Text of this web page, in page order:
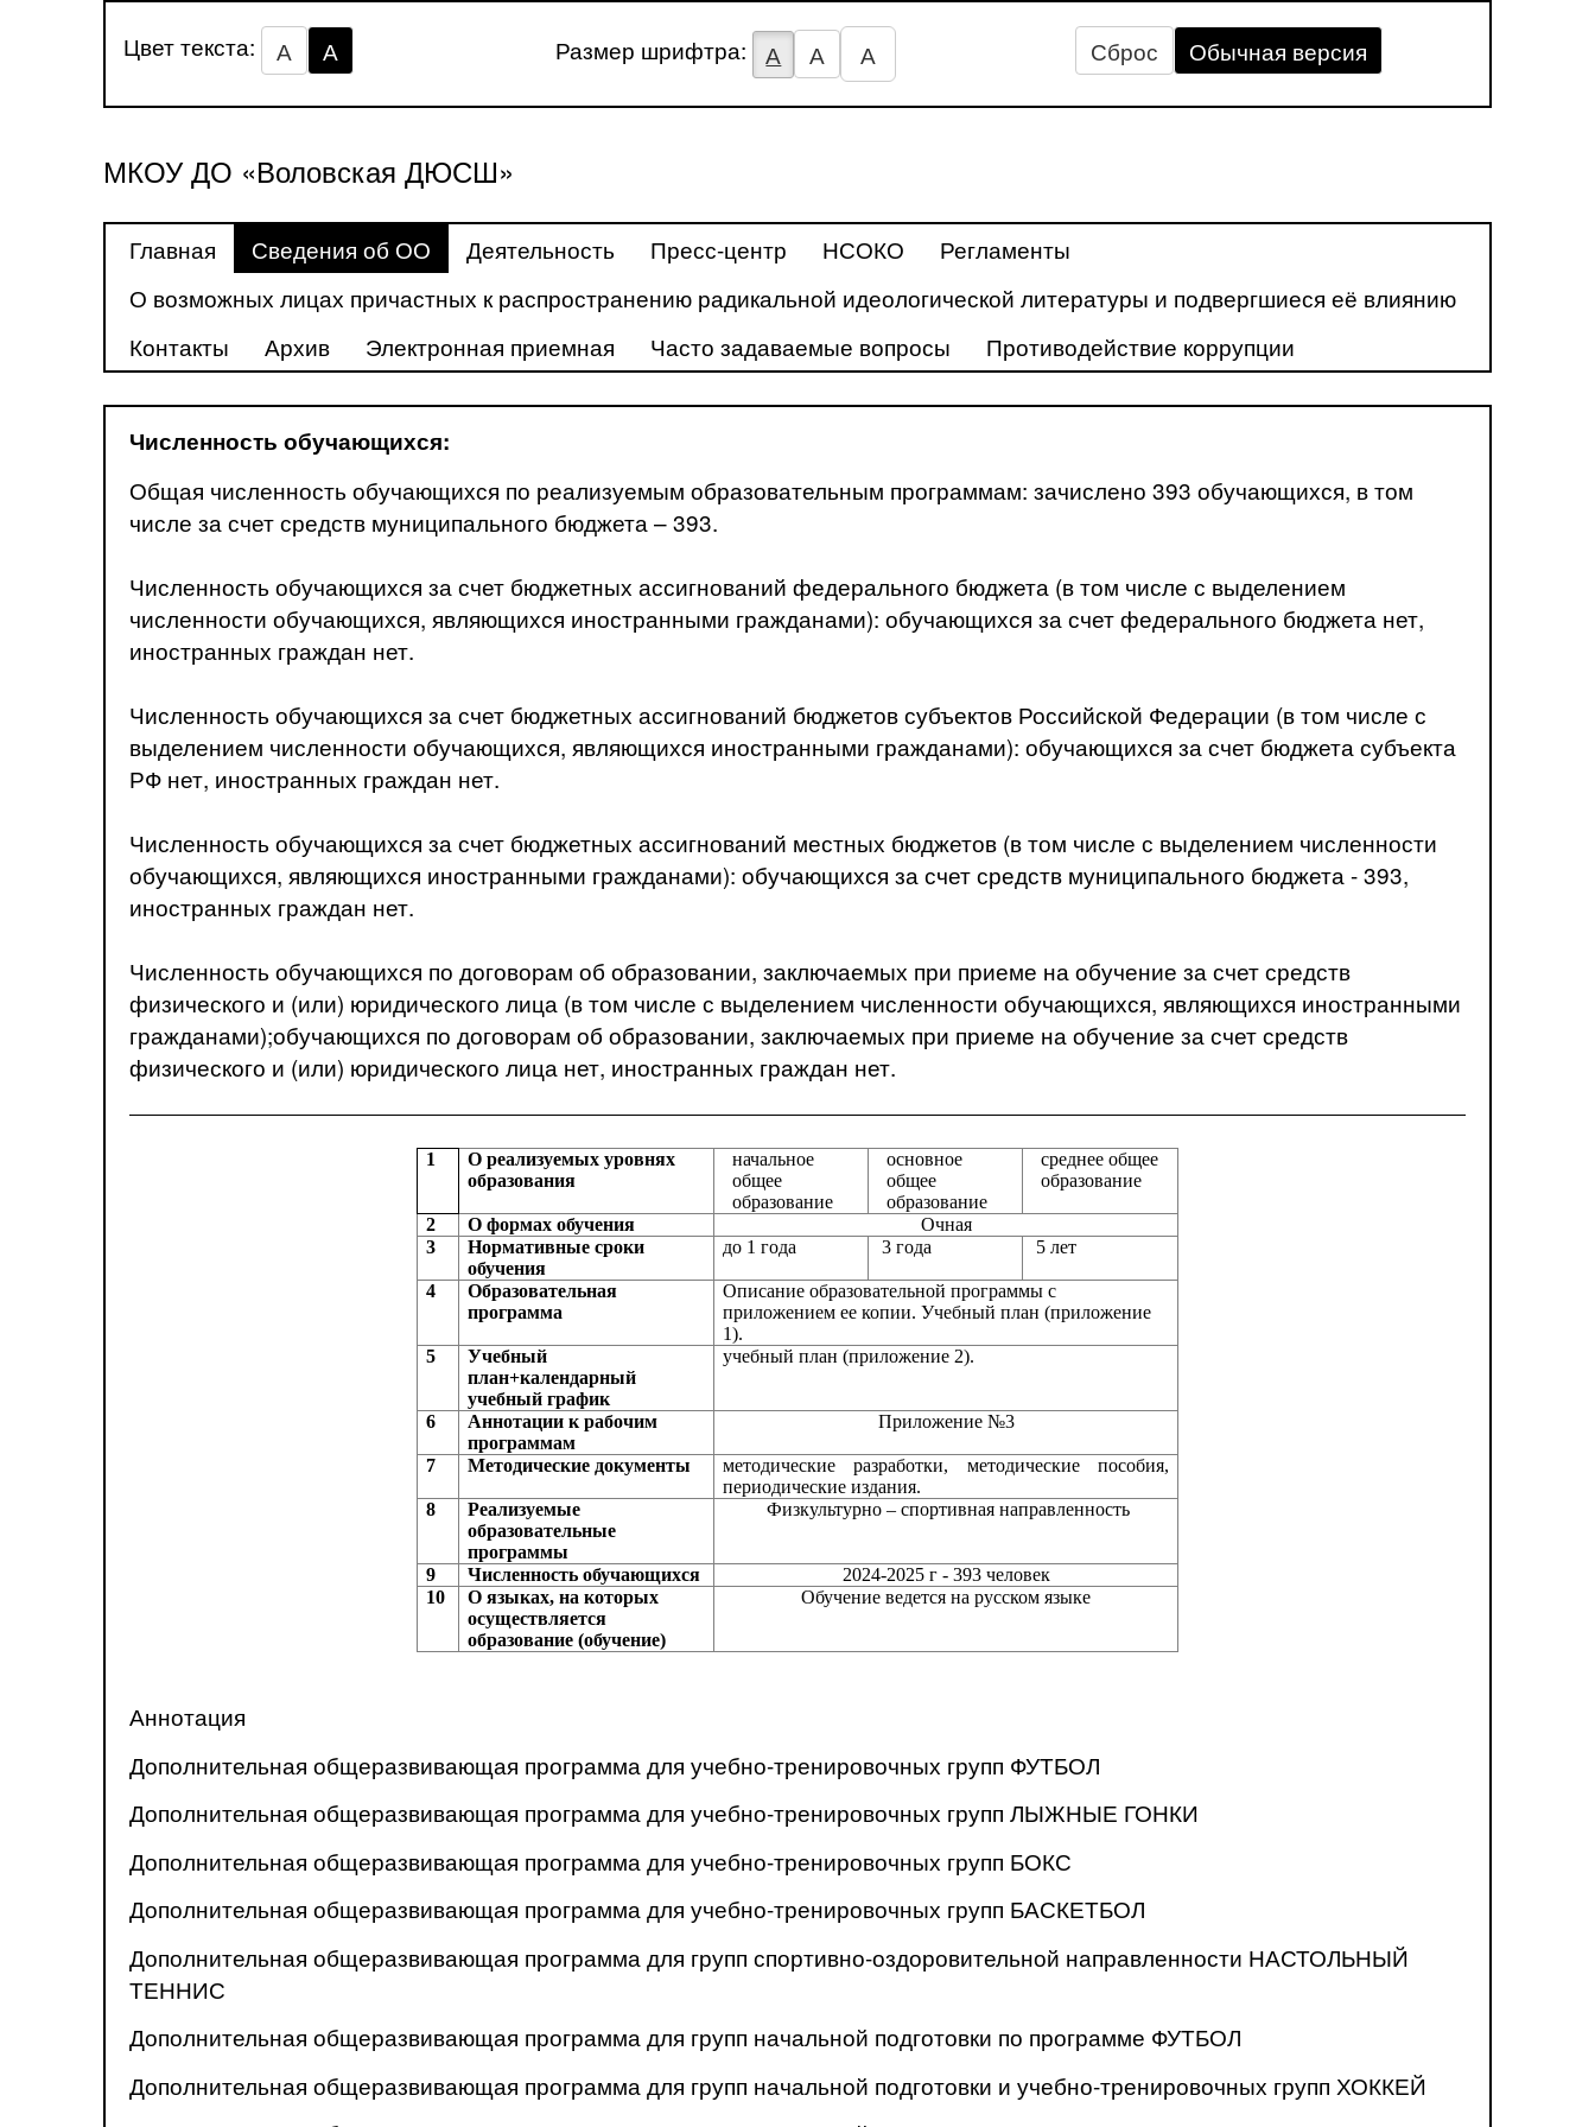
Цвет текста: А А Размер шрифтра: А А А Сброс Обычная версия
МКОУ ДО «Воловская ДЮСШ»
Главная Сведения об ОО Деятельность Пресс-центр НСОКО
Регламенты
О возможных лицах причастных к распространению радикальной идеологической литературы и подвергшиеся её влиянию
Контакты
Архив Электронная приемная Часто задаваемые вопросы Противодействие коррупции
Численность обучающихся:
Общая численность обучающихся по реализуемым образовательным программам: зачислено 393 обучающихся, в том
числе за счет средств муниципального бюджета –393.
Численность обучающихся за счет бюджетных ассигнований федерального бюджета (в том числе с выделением
численности обучающихся, являющихся иностранными гражданами): обучающихся за счет федерального бюджета нет,
иностранных граждан нет.
Численность обучающихся за счет бюджетных ассигнований бюджетов субъектов Российской Федерации (в том числе с
выделением численности обучающихся, являющихся иностранными гражданами): обучающихся за счет бюджета субъекта
РФ нет, иностранных граждан нет.
Численность обучающихся за счет бюджетных ассигнований местных бюджетов (в том числе с выделением численности
обучающихся, являющихся иностранными гражданами): обучающихся за счет средств муниципального бюджета -393,
иностранных граждан нет.
Численность обучающихся по договорам об образовании, заключаемых при приеме на обучение за счет средств
физического и (или) юридического лица (в том числе с выделением численности обучающихся, являющихся иностранными
гражданами);обучающихся по договорам об образовании, заключаемых при приеме на обучение за счет средств
физического и (или) юридического лица нет, иностранных граждан нет.
1
О реализуемых уровнях
образования
начальное
общее
образование
основное
общее
образование
среднее общее
образование
2 О формах обучения
Очная
3
Нормативные сроки
обучения
до 1 года 3 года 5 лет
4
Образовательная
программа
Описание образовательной программы с
приложением ее копии. Учебный план (приложение
1).
5
Учебный
план+календарный
учебный график
учебный план(приложение 2).
6
Аннотации к рабочим
программам
Приложение №3
7 Методические документы
методические разработки, методические пособия,
периодические издания.
8
Реализуемые
образовательные
программы
Физкультурно – спортивная направленность
9 Численность обучающихся 2024-2025 г - 393 человек
10
О языках, на которых
осуществляется
образование (обучение)
Обучение ведется на русском языке
Аннотация
Дополнительная общеразвивающая программа для учебно-тренировочных групп ФУТБОЛ
Дополнительная общеразвивающая программа для учебно-тренировочных групп ЛЫЖНЫЕ ГОНКИ
Дополнительная общеразвивающая программа для учебно-тренировочных групп БОКС
Дополнительная общеразвивающая программа для учебно-тренировочных групп БАСКЕТБОЛ
Дополнительная общеразвивающая программа для групп спортивно-оздоровительной направленности НАСТОЛЬНЫЙ
ТЕННИС
Дополнительная общеразвивающая программа для групп начальной подготовки по программе ФУТБОЛ
Дополнительная общеразвивающая программа для групп начальной подготовки и учебно-тренировочных групп ХОККЕЙ